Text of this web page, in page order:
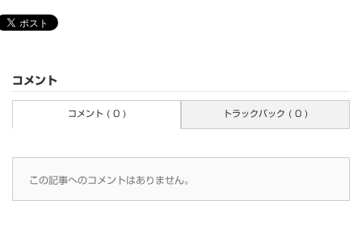
コメント
コメント ( 0 ) トラックバック ( 0 )
この記事へのコメントはありません。